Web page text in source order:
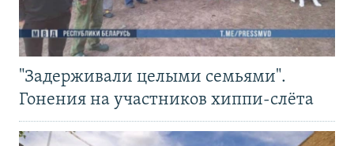
"Задерживали целыми семьями".
Гонения на участников хиппи-слёта